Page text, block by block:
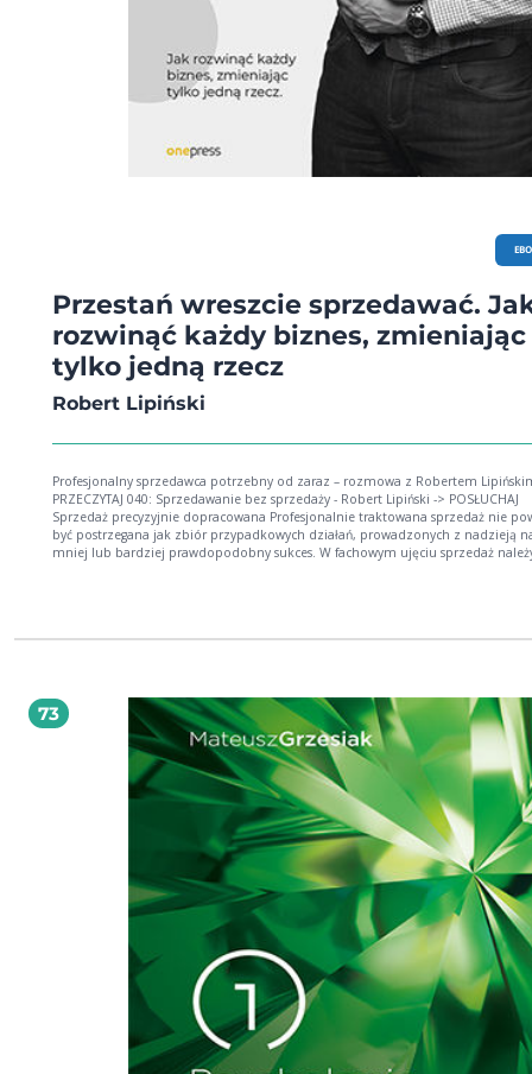
Przestań wreszcie sprzedawać.
rozwinąć każdy biznes, zmieniając
tylko jedną rzecz
Robert Lipiński
Profesjonalny sprzedawca potrzebny od zaraz – rozmowa z Robertem
PRZECZYTAJ 040: Sprzedawanie bez sprzedaży - Robert Lipiński -> POSŁUCHAJ
Sprzedaż precyzyjnie dopracowana Profesjonalnie traktowana sprzedaż nie powinna
być postrzegana jak zbiór przypadkowych działań, prowadzonych z nadzieją
mniej lub bardziej prawdopodobny sukces. W fachowym ujęciu sprzedaż
pewien "produkt". Produkuje mianowicie kontrakty na rozwiązywanie
precyzyjnie opracowany i opisany ― by służyć jako zbiór konkretnych,
powtarzalnych wytycznych dla wchodzącego na rynek lub pragnącego
osiągnięcia właściciela firmy, menedżera sprzedaży lub etatowego sprzedawcy. Chcesz
poznać ten proces? Chcesz przestać wreszcie sprzedawać, a zarazem zwiększyć
skuteczność i prognozować dochody z większą przewidywalnością? Przed tobą
fascynująca podróż w głąb skutecznej i efektywnej sprzedaży B2B!
73